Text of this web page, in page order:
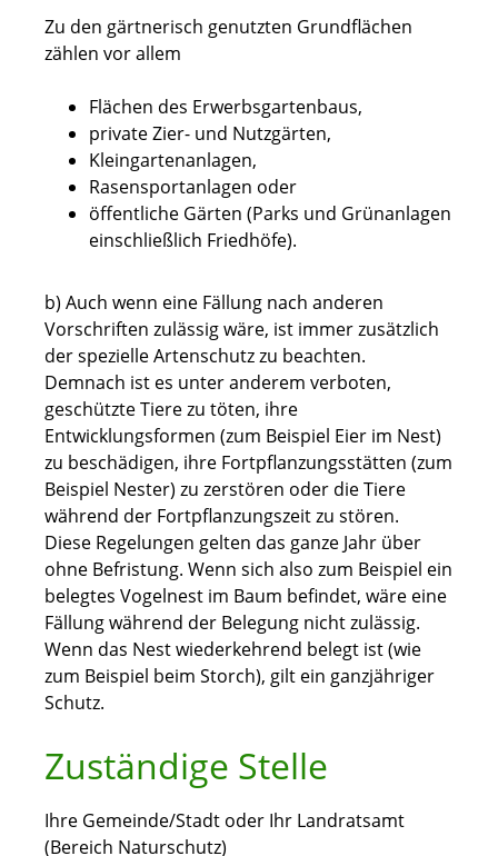
Zu den gärtnerisch genutzten Grundflächen
zählen vor allem
Flächen des Erwerbsgartenbaus,
private Zier- und Nutzgärten,
Kleingartenanlagen,
Rasensportanlagen oder
öffentliche Gärten (Parks und Grünanlagen
einschließlich Friedhöfe).
b) Auch wenn eine Fällung nach anderen
Vorschriften zulässig wäre, ist immer zusätzlich
der spezielle Artenschutz zu beachten.
Demnach ist es unter anderem verboten,
geschützte Tiere zu töten, ihre
Entwicklungsformen (zum Beispiel Eier im Nest)
zu beschädigen, ihre Fortpflanzungsstätten (zum
Beispiel Nester) zu zerstören oder die Tiere
während der Fortpflanzungszeit zu stören.
Diese Regelungen gelten das ganze Jahr über
ohne Befristung. Wenn sich also zum Beispiel ein
belegtes Vogelnest im Baum befindet, wäre eine
Fällung während der Belegung nicht zulässig.
Wenn das Nest wiederkehrend belegt ist(wie
zum Beispiel beim Storch), gilt ein ganzjähriger
Schutz.
Zuständige Stelle
Ihre Gemeinde/Stadt oder Ihr Landratsamt
(Bereich Naturschutz)